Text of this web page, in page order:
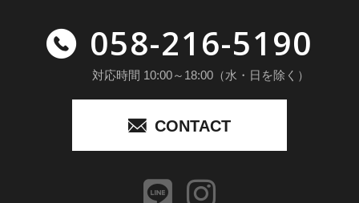
058-216-5190
対応時間 10:00～18:00（水・日を除く）
CONTACT